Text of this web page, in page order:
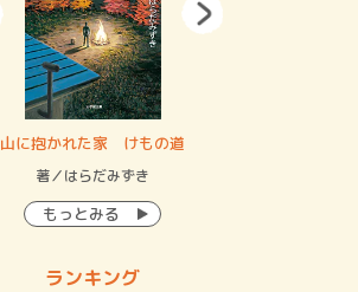
山に抱かれた家 けもの道
著／はらだみずき
もっとみる
ランキング